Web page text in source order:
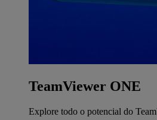
TeamViewer ONE
Explore todo o potencial do